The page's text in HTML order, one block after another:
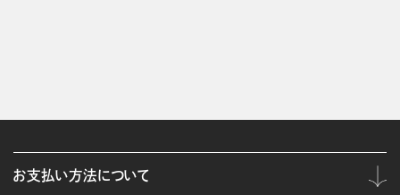
お支払い方法について